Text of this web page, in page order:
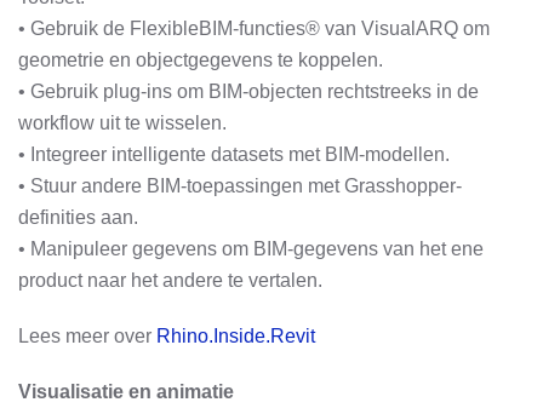
• Gebruik de FlexibleBIM-functies® van VisualARQ om
geometrie en objectgegevens te koppelen.
• Gebruik plug-ins om BIM-objecten rechtstreeks in de
workflow uit te wisselen.
• Integreer intelligente datasets met BIM-modellen.
• Stuur andere BIM-toepassingen met Grasshopper-
definities aan.
• Manipuleer gegevens om BIM-gegevens van het ene
product naar het andere te vertalen.
Lees meer over Rhino.Inside.Revit
Visualisatie en animatie